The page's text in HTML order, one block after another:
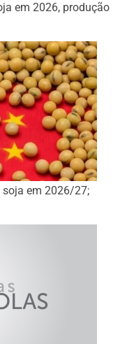
em 2026, produção
soja em 2026/27;